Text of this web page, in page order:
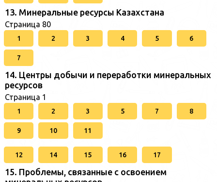
13. Минеральные ресурсы Казахстана
Страница 80
1 2 3 4 5 6
7
14. Центры добычи и переработки минеральных
ресурсов
Страница 1
1 2 3 5 7 8
9 10 11
12 14 15 16 17
15. Проблемы, связанные с освоением